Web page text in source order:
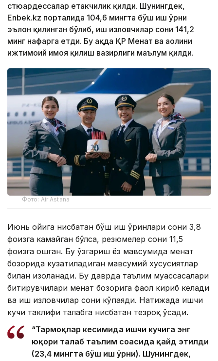
стюардессалар етакчилик қилди. Шунингдек,
Enbek.kz порталида 104,6 мингта бўш иш ўрни
эълон қилинган бўлиб, иш изловчилар сони 141,2
минг нафарга етди. Бу ҳақда ҚР Меҳнат ва аҳолини
ижтимоий ҳимоя қилиш вазирлиги маълум қилди.
Фото: Air Astana
Июнь ойига нисбатан бўш иш ўринлари сони 3,8
фоизга камайган бўлса, резюмелер сони 11,5
фоизга ошган. Бу ўзгариш ёз мавсумида меҳнат
бозорида кузатиладиган мавсумий хусусиятлар
билан изоҳланади. Бу даврда таълим муассасалари
битирувчилари меҳнат бозорига фаол кириб келади
ва иш изловчилар сони кўпаяди. Натижада ишчи
кучи таклифи талабга нисбатан тезроқ ўсади.
“Тармоқлар кесимида ишчи кучига энг
юқори талаб таълим соҳасида қайд этилди
(23,4 мингта бўш иш ўрни). Шунингдек,